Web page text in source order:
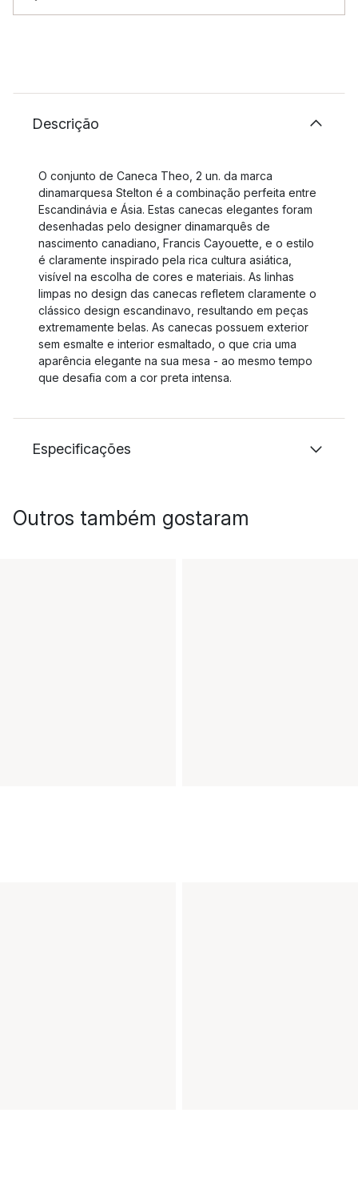
Descrição
O conjunto de Caneca Theo, 2 un. da marca
dinamarquesa Stelton é a combinação perfeita entre
Escandinávia e Ásia. Estas canecas elegantes foram
desenhadas pelo designer dinamarquês de
nascimento canadiano, Francis Cayouette, e o estilo
é claramente inspirado pela rica cultura asiática,
visível na escolha de cores e materiais. As linhas
limpas no design das canecas refletem claramente o
clássico design escandinavo, resultando em peças
extremamente belas. As canecas possuem exterior
sem esmalte e interior esmaltado, o que cria uma
aparência elegante na sua mesa - ao mesmo tempo
que desafia com a cor preta intensa.
Especificações
Outros também gostaram